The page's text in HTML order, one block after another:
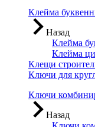
Клейма
Назад
Клейма
Клейма
Клещи
Ключи для
Ключи
Назад